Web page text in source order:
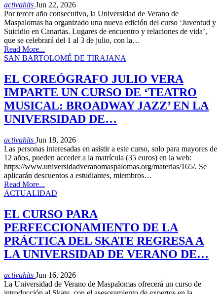
activahits Jun 22, 2026
Por tercer año consecutivo, la Universidad de Verano de
Maspalomas ha organizado una nueva edición del curso ‘Juventud y
Suicidio en Canarias. Lugares de encuentro y relaciones de vida’,
que se celebrará del 1 al 3 de julio, con la…
Read More...
SAN BARTOLOMÉ DE TIRAJANA
EL COREÓGRAFO JULIO VERA
IMPARTE UN CURSO DE ‘TEATRO
MUSICAL: BROADWAY JAZZ’ EN LA
UNIVERSIDAD DE…
activahits Jun 18, 2026
Las personas interesadas en asistir a este curso, solo para mayores de
12 años, pueden acceder a la matrícula (35 euros) en la web:
https://www.universidadveranomaspalomas.org/materias/165/. Se
aplicarán descuentos a estudiantes, miembros…
Read More...
ACTUALIDAD
EL CURSO PARA
PERFECCIONAMIENTO DE LA
PRÁCTICA DEL SKATE REGRESA A
LA UNIVERSIDAD DE VERANO DE…
activahits Jun 16, 2026
La Universidad de Verano de Maspalomas ofrecerá un curso de